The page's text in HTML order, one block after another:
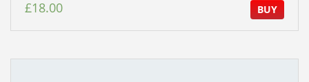
£18.00 BUY